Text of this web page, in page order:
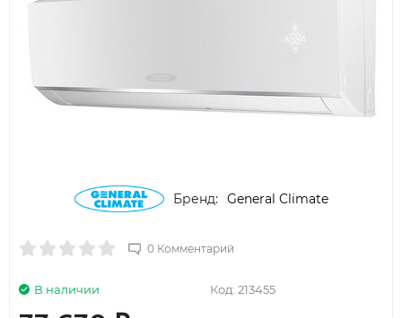
Бренд: General Climate
0 Комментарий
Код: 213455
В наличии